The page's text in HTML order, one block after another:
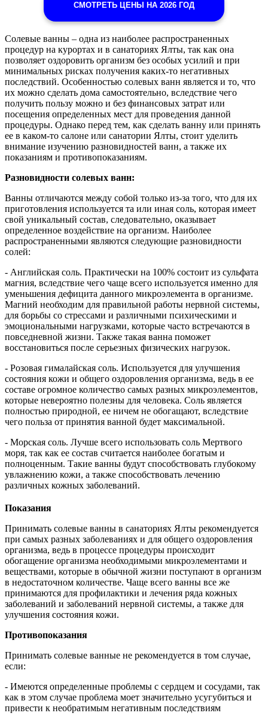
СМОТРЕТЬ ЦЕНЫ НА 2026 ГОД
Солевые ванны – одна из наиболее распространенных
процедур на курортах и в санаториях Ялты, так как она
позволяет оздоровить организм без особых усилий и при
минимальных рисках получения каких-то негативных
последствий. Особенностью солевых ванн является и то, что
их можно сделать дома самостоятельно, вследствие чего
получить пользу можно и без финансовых затрат или
посещения определенных мест для проведения данной
процедуры. Однако перед тем, как сделать ванну или принять
ее в каком-то салоне или санатории Ялты, стоит уделить
внимание изучению разновидностей ванн, а также их
показаниям и противопоказаниям.
Разновидности солевых ванн:
Ванны отличаются между собой только из-за того, что для их
приготовления используется та или иная соль, которая имеет
свой уникальный состав, следовательно, оказывает
определенное воздействие на организм. Наиболее
распространенными являются следующие разновидности
солей:
- Английская соль. Практически на 100% состоит из сульфата
магния, вследствие чего чаще всего используется именно для
уменьшения дефицита данного микроэлемента в организме.
Магний необходим для правильной работы нервной системы,
для борьбы со стрессами и различными психическими и
эмоциональными нагрузками, которые часто встречаются в
повседневной жизни. Также такая ванна поможет
восстановиться после серьезных физических нагрузок.
- Розовая гималайская соль. Используется для улучшения
состояния кожи и общего оздоровления организма, ведь в ее
составе огромное количество самых разных микроэлементов,
которые невероятно полезны для человека. Соль является
полностью природной, ее ничем не обогащают, вследствие
чего польза от принятия ванной будет максимальной.
- Морская соль. Лучше всего использовать соль Мертвого
моря, так как ее состав считается наиболее богатым и
полноценным. Такие ванны будут способствовать глубокому
увлажнению кожи, а также способствовать лечению
различных кожных заболеваний.
Показания
Принимать солевые ванны в санаториях Ялты рекомендуется
при самых разных заболеваниях и для общего оздоровления
организма, ведь в процессе процедуры происходит
обогащение организма необходимыми микроэлементами и
веществами, которые в обычной жизни поступают в организм
в недостаточном количестве. Чаще всего ванны все же
принимаются для профилактики и лечения ряда кожных
заболеваний и заболеваний нервной системы, а также для
улучшения состояния кожи.
Противопоказания
Принимать солевые ванные не рекомендуется в том случае,
если:
- Имеются определенные проблемы с сердцем и сосудами, так
как в этом случае проблема моет значительно усугубиться и
привести к необратимым негативным последствиям